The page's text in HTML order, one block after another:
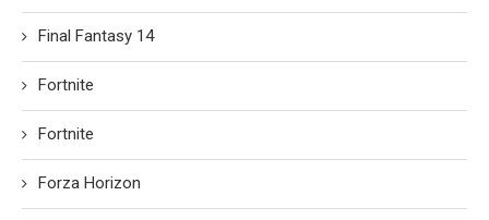
Final Fantasy 14
Fortnite
Fortnite
Forza Horizon